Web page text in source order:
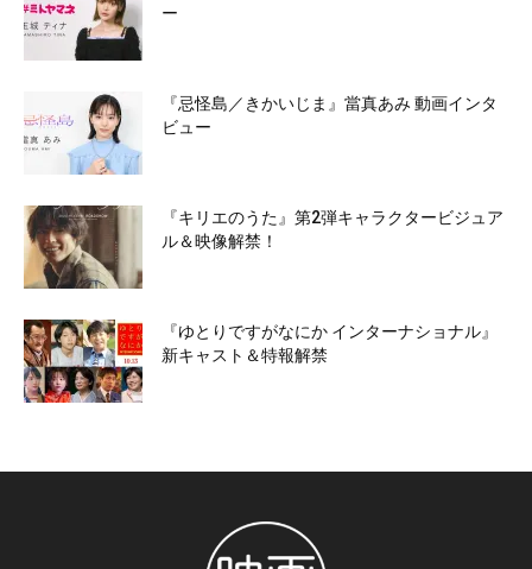
ー
『忌怪島／きかいじま』當真あみ 動画インタ
ビュー
『キリエのうた』第2弾キャラクタービジュア
ル＆映像解禁！
『ゆとりですがなにか インターナショナル』
新キャスト＆特報解禁